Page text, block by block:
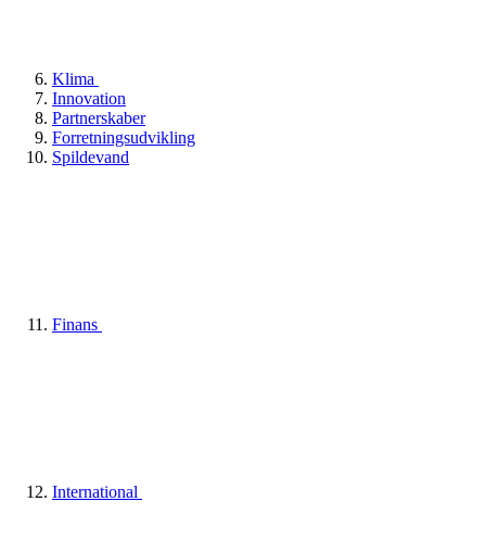
Klima
Innovation
Partnerskaber
Forretningsudvikling
Spildevand
Finans
International